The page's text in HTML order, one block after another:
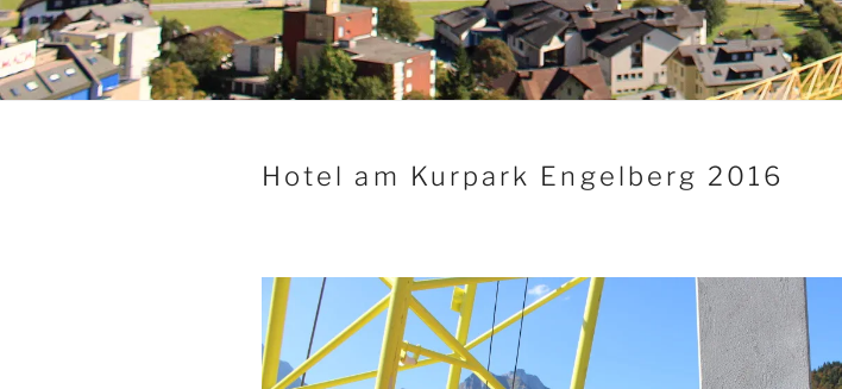
Hotel am Kurpark Engelberg 2016